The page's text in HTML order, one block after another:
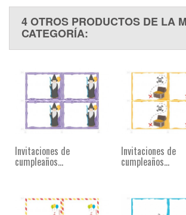
4 OTROS PRODUCTOS DE LA
CATEGORÍA:
Invitaciones de
cumpleaños...
Invitaciones de
cumpleaños...